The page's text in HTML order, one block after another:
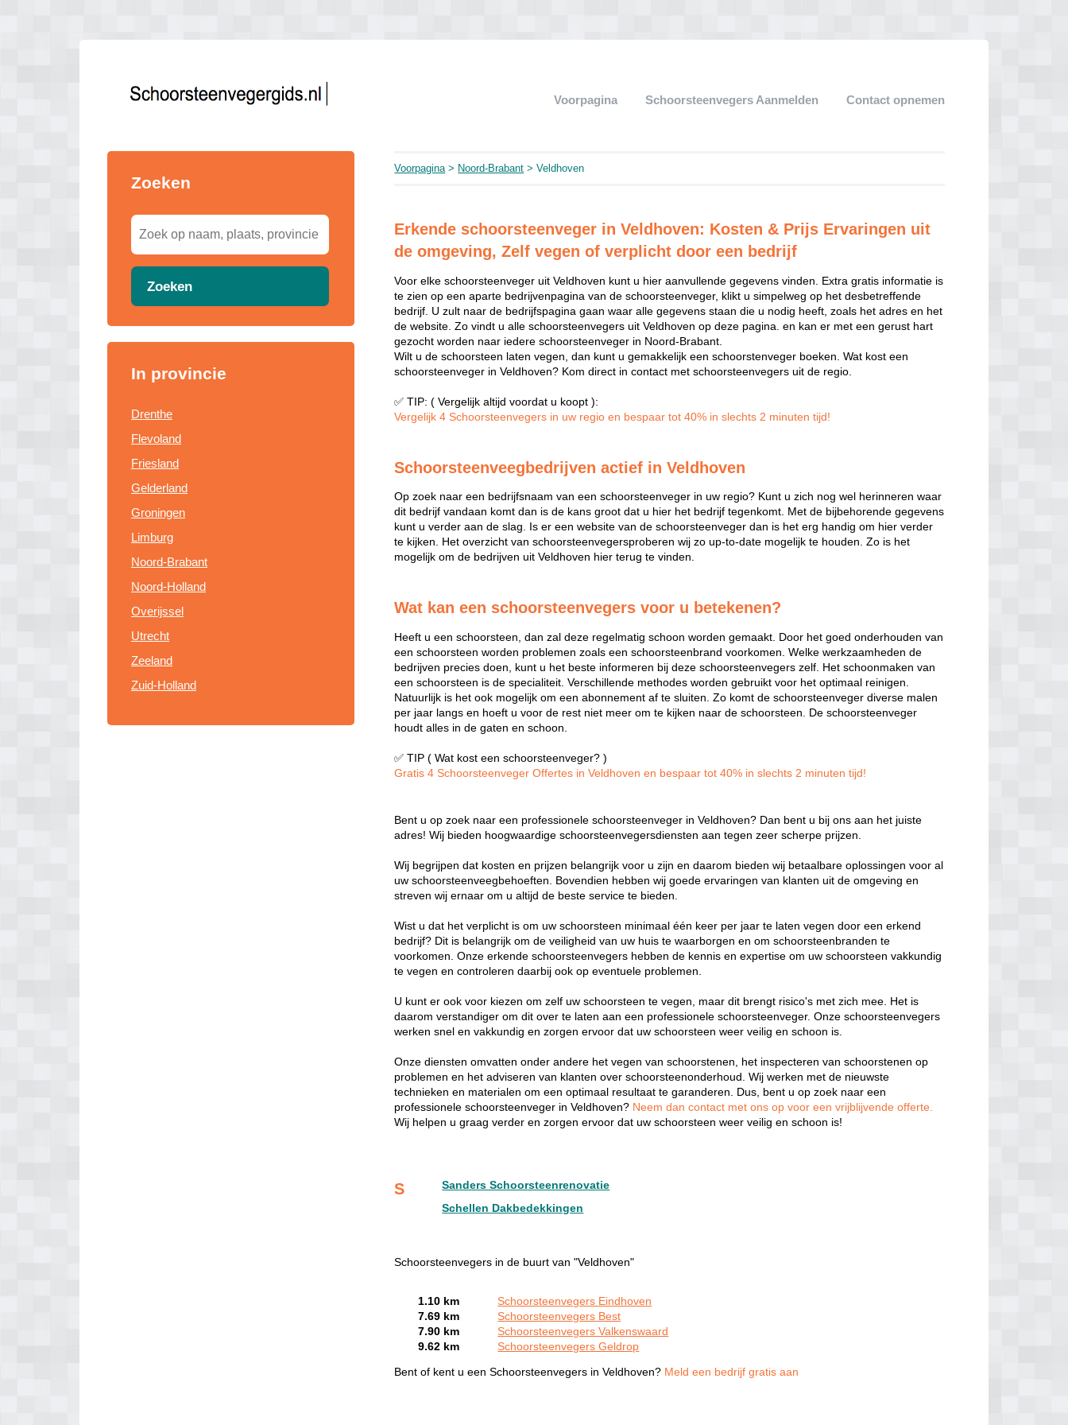
Voorpagina Schoorsteenvegers Aanmelden Contact opnemen
Zoeken
Zoeken
In provincie
Drenthe
Flevoland
Friesland
Gelderland
Groningen
Limburg
Noord-Brabant
Noord-Holland
Overijssel
Utrecht
Zeeland
Zuid-Holland
Voorpagina> Noord-Brabant > Veldhoven
Erkende schoorsteenveger in Veldhoven: Kosten & Prijs Ervaringen uit
de omgeving, Zelf vegen of verplicht door een bedrijf
Voor elke schoorsteenveger uit Veldhoven kunt u hier aanvullende gegevens vinden. Extra gratis informatie is
te zien op een aparte bedrijvenpagina van de schoorsteenveger, klikt u simpelweg op het desbetreffende
bedrijf. U zult naar de bedrijfspagina gaan waar alle gegevens staan die u nodig heeft, zoals het adres en het
de website. Zo vindt u alle schoorsteenvegers uit Veldhoven op deze pagina. en kan er met een gerust hart
gezocht worden naar iedere schoorsteenveger in Noord-Brabant.
Wilt u de schoorsteen laten vegen, dan kunt u gemakkelijk een schoorstenveger boeken. Wat kost een
schoorsteenveger in Veldhoven? Kom direct in contact met schoorsteenvegers uit de regio.
✅ TIP: ( Vergelijk altijd voordat u koopt ):
Vergelijk 4 Schoorsteenvegers in uw regio en bespaar tot 40% in slechts 2 minuten tijd!
Schoorsteenveegbedrijven actief in Veldhoven
Op zoek naar een bedrijfsnaam van een schoorsteenveger in uw regio? Kunt u zich nog wel herinneren waar
dit bedrijf vandaan komt dan is de kans groot dat u hier het bedrijf tegenkomt. Met de bijbehorende gegevens
kunt u verder aan de slag. Is er een website van de schoorsteenveger dan is het erg handig om hier verder
te kijken. Het overzicht van schoorsteenvegersproberen wij zo up-to-date mogelijk te houden. Zo is het
mogelijk om de bedrijven uit Veldhoven hier terug te vinden.
Wat kan een schoorsteenvegers voor u betekenen?
Heeft u een schoorsteen, dan zal deze regelmatig schoon worden gemaakt. Door het goed onderhouden van
een schoorsteen worden problemen zoals een schoorsteenbrand voorkomen. Welke werkzaamheden de
bedrijven precies doen, kunt u het beste informeren bij deze schoorsteenvegers zelf. Het schoonmaken van
een schoorsteen is de specialiteit. Verschillende methodes worden gebruikt voor het optimaal reinigen.
Natuurlijk is het ook mogelijk om een abonnement af te sluiten. Zo komt de schoorsteenveger diverse malen
per jaar langs en hoeft u voor de rest niet meer om te kijken naar de schoorsteen. De schoorsteenveger
houdt alles in de gaten en schoon.
✅ TIP ( Wat kost een schoorsteenveger? )
Gratis 4 Schoorsteenveger Offertes in Veldhoven en bespaar tot 40% in slechts 2 minuten tijd!
Bent u op zoek naar een professionele schoorsteenveger in Veldhoven? Dan bent u bij ons aan het juiste
adres! Wij bieden hoogwaardige schoorsteenvegersdiensten aan tegen zeer scherpe prijzen.
Wij begrijpen dat kosten en prijzen belangrijk voor u zijn en daarom bieden wij betaalbare oplossingen voor al
uw schoorsteenveegbehoeften. Bovendien hebben wij goede ervaringen van klanten uit de omgeving en
streven wij ernaar om u altijd de beste service te bieden.
Wist u dat het verplicht is om uw schoorsteen minimaal één keer per jaar te laten vegen door een erkend
bedrijf? Dit is belangrijk om de veiligheid van uw huis te waarborgen en om schoorsteenbranden te
voorkomen. Onze erkende schoorsteenvegers hebben de kennis en expertise om uw schoorsteen vakkundig
te vegen en controleren daarbij ook op eventuele problemen.
U kunt er ook voor kiezen om zelf uw schoorsteen te vegen, maar dit brengt risico's met zich mee. Het is
daarom verstandiger om dit over te laten aan een professionele schoorsteenveger. Onze schoorsteenvegers
werken snel en vakkundig en zorgen ervoor dat uw schoorsteen weer veilig en schoon is.
Onze diensten omvatten onder andere het vegen van schoorstenen, het inspecteren van schoorstenen op
problemen en het adviseren van klanten over schoorsteenonderhoud. Wij werken met de nieuwste
technieken en materialen om een optimaal resultaat te garanderen. Dus, bent u op zoek naar een
professionele schoorsteenveger in Veldhoven? Neem dan contact met ons op voor een vrijblijvende offerte.
Wij helpen u graag verder en zorgen ervoor dat uw schoorsteen weer veilig en schoon is!
S
Sanders Schoorsteenrenovatie
Schellen Dakbedekkingen
Schoorsteenvegers in de buurt van "Veldhoven"
1.10 km
Schoorsteenvegers Eindhoven
7.69 km
Schoorsteenvegers Best
7.90 km
Schoorsteenvegers Valkenswaard
9.62 km
Schoorsteenvegers Geldrop
Bent of kent u een Schoorsteenvegers in Veldhoven? Meld een bedrijf gratis aan